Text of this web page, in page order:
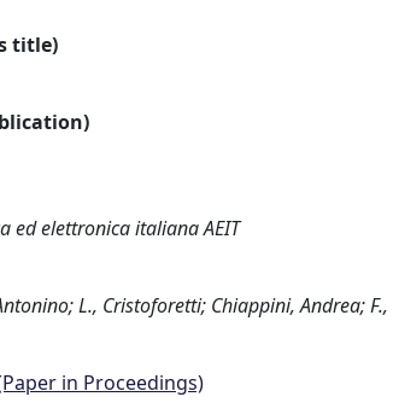
title)
ed elettronica italiana AEIT
L., Cristoforetti; Chiappini, Andrea;
in Proceedings)